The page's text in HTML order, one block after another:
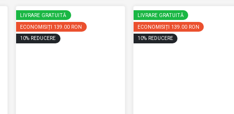
LIVRARE GRATUITĂ
ECONOMISIȚI 139.00 RON
10% REDUCERE
LIVRARE GRATUITĂ
ECONOMISIȚI 139.00 RON
10% REDUCERE